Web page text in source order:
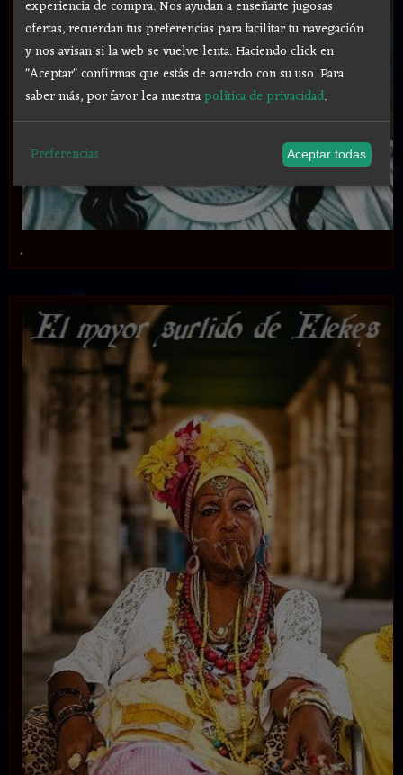
.
experiencia de compra. Nos ayudan a enseñarte jugosas
ofertas, recuerdan tus preferencias para facilitar tu navegación
y nos avisan si la web se vuelve lenta. Haciendo click en
"Aceptar" confirmas que estás de acuerdo con su uso.Para
saber más, por favor lea nuestrapolítica de privacidad.
Preferencias Aceptar todas